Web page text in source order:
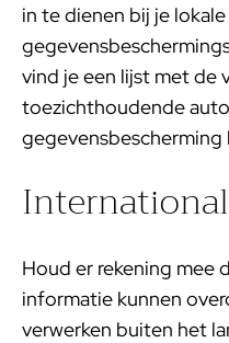
in te dienen bij je lokale
vind je een lijst met de
toezichthoudende
gegevensbescherming
Houd er rekening mee
informatie kunnen
verwerken buiten het